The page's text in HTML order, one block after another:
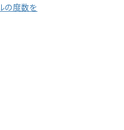
の度数を